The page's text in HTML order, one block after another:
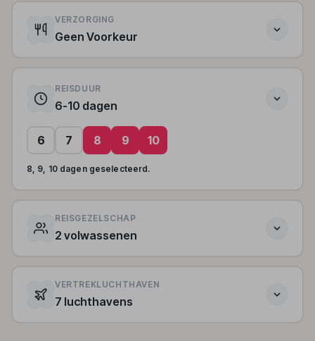
VERZORGING
Geen Voorkeur
REISDUUR
6-10 dagen
6 7 8 9 10
8, 9, 10 dagen geselecteerd.
REISGEZELSCHAP
2 volwassenen
VERTREKLUCHTHAVEN
7 luchthavens